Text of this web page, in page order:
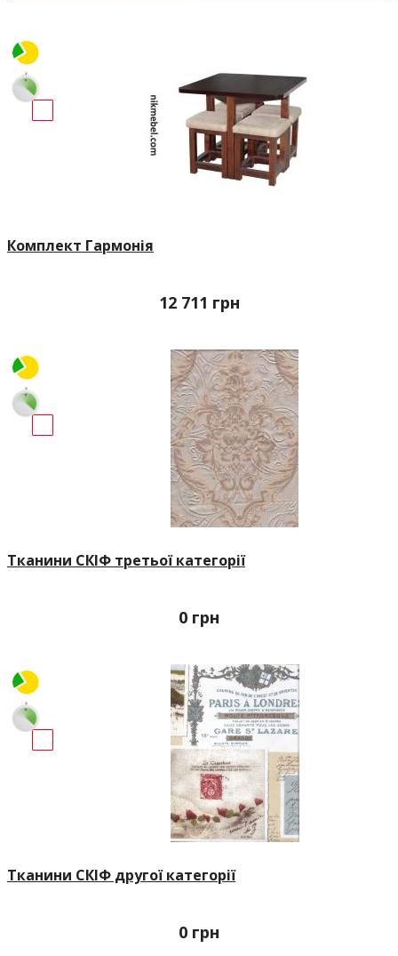
Комплект Гармонія
12 711 грн
Тканини СКІФ третьої категорії
0 грн
Тканини СКІФ другої категорії
0 грн